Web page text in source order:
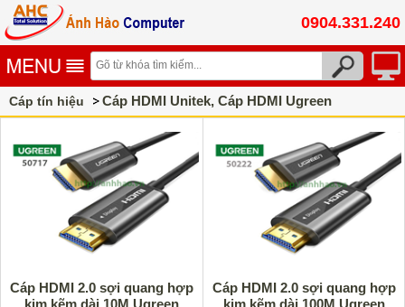
0904.331.240
Cáp tín hiệu Cáp HDMI Unitek, Cáp HDMI Ugreen
Cáp HDMI 2.0 sợi quang hợp
kim kẽm dài 10M Ugreen
Cáp HDMI 2.0 sợi quang hợp
kim kẽm dài 100M Ugreen